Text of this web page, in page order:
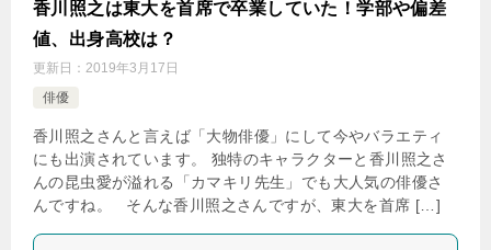
香川照之は東大を首席で卒業していた！学部や偏差
値、出身高校は？
更新日： 2019年3月17日
俳優
香川照之さんと言えば「大物俳優」にして今やバラエティ
にも出演されています。 独特のキャラクターと香川照之さ
んの昆虫愛が溢れる「カマキリ先生」でも大人気の俳優さ
んですね。 そんな香川照之さんですが、東大を首席 […]